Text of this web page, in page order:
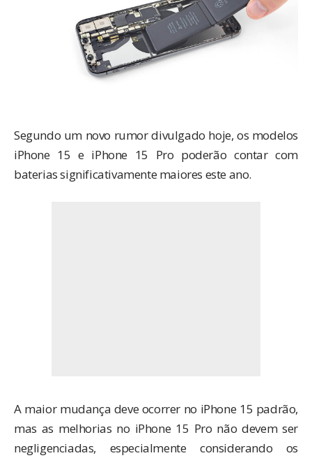
Segundo um novo rumor divulgado hoje, os modelos
iPhone 15 e iPhone 15 Pro poderão contar com
baterias significativamente maiores este ano.
A maior mudança deve ocorrer no iPhone 15 padrão,
mas as melhorias no iPhone 15 Pro não devem ser
negligenciadas, especialmente considerando os